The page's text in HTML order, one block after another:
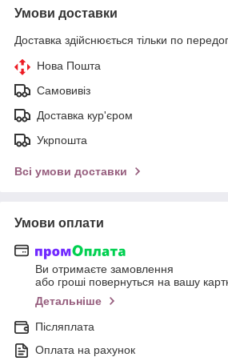
Умови доставки
Доставка здійснюється тільки по
Нова Пошта
Самовивіз
Доставка кур'єром
Укрпошта
Всі умови доставки
Умови оплати
Ви отримаєте замовлення
або гроші повернуться на вашу
Детальніше
Післяплата
Оплата на рахунок